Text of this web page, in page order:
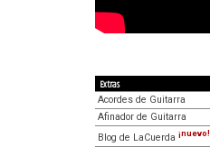
Extras
Acordes de Guitarra
Afinador de Guitarra
Blog de LaCuerda ¡nuevo!